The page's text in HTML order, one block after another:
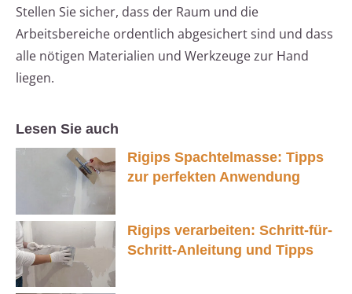
Stellen Sie sicher, dass der Raum und die
Arbeitsbereiche ordentlich abgesichert sind und dass
alle nötigen Materialien und Werkzeuge zur Hand
liegen.
Lesen Sie auch
Rigips Spachtelmasse: Tipps
zur perfekten Anwendung
Rigips verarbeiten: Schritt-für-
Schritt-Anleitung und Tipps